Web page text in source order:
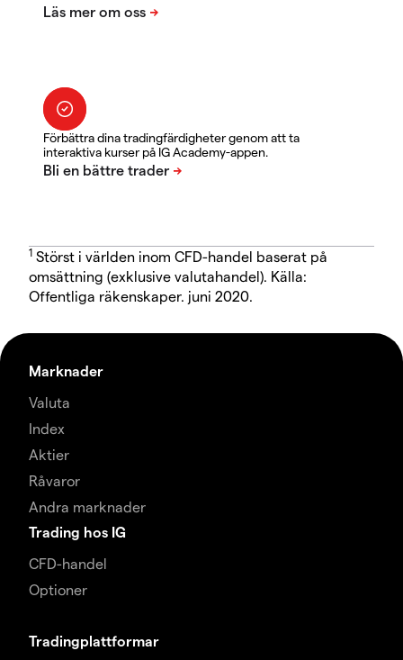
Förbättra dina tradingfärdigheter genom att ta
interaktiva kurser på IG Academy-appen.
1 Störst i världen inom CFD-handel baserat på
omsättning (exklusive valutahandel). Källa:
Offentliga räkenskaper. juni 2020.
Marknader
Valuta
Index
Aktier
Råvaror
Andra marknader
Trading hos IG
CFD-handel
Optioner
Tradingplattformar